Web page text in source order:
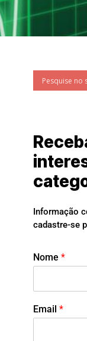
Informação
cadastre-se
Nome *
Email *